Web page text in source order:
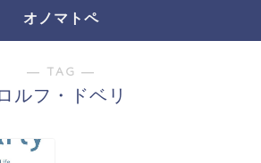
オノマトペ
― TAG ―
ルフ・ドベリ